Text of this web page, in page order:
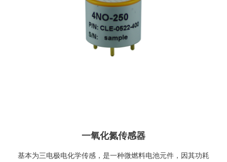
一氧化氮传感器
基本为三电极电化学传感，是一种微燃料电池元件，因其功耗